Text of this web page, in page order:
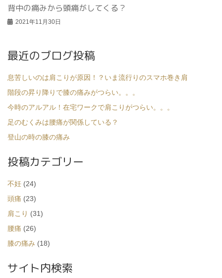
背中の痛みから頭痛がしてくる？
2021年11月30日
最近のブログ投稿
息苦しいのは肩こりが原因！？いま流行りのスマホ巻き肩
階段の昇り降りで膝の痛みがつらい。。。
今時のアルアル！在宅ワークで肩こりがつらい。。。
足のむくみは腰痛が関係している？
登山の時の膝の痛み
投稿カテゴリー
不妊 (24)
頭痛 (23)
肩こり (31)
腰痛 (26)
膝の痛み (18)
サイト内検索